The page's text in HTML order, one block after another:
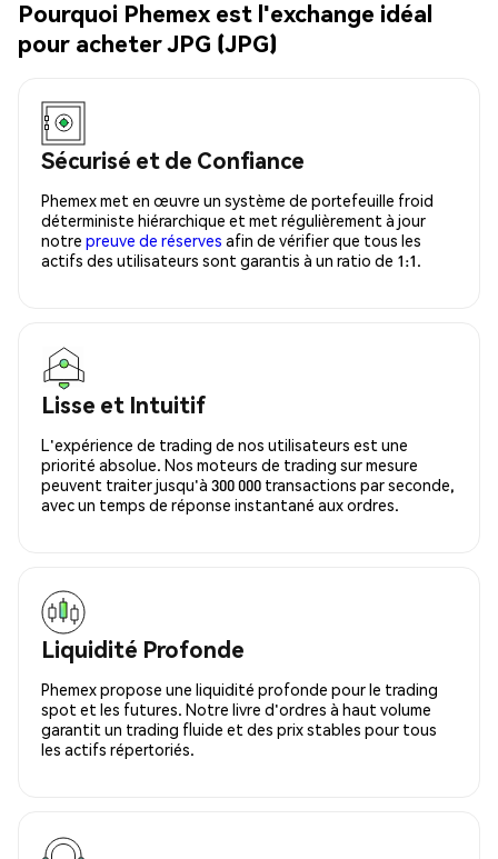
Pourquoi Phemex est l'exchange idéal
pour acheter JPG (JPG)
Sécurisé et de Confiance
Phemex met en œuvre un système de portefeuille froid
déterministe hiérarchique et met régulièrement à jour
notre preuve de réserves afin de vérifier que tous les
actifs des utilisateurs sont garantis à un ratio de 1:1.
Lisse et Intuitif
L'expérience de trading de nos utilisateurs est une
priorité absolue. Nos moteurs de trading sur mesure
peuvent traiter jusqu'à 300 000 transactions par seconde,
avec un temps de réponse instantané aux ordres.
Liquidité Profonde
Phemex propose une liquidité profonde pour le trading
spot et les futures. Notre livre d'ordres à haut volume
garantit un trading fluide et des prix stables pour tous
les actifs répertoriés.